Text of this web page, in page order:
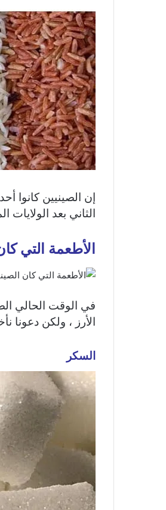
إن الصينيين كانوا
الثاني بعد الولايات
الأطعمة التي
في الوقت الحالي
الأرز ، ولكن دعونا
السكر